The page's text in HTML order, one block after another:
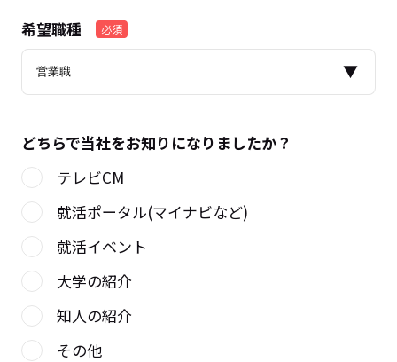
希望職種 必須
どちらで当社をお知りになりましたか？
テレビCM
就活ポータル(マイナビなど)
就活イベント
大学の紹介
知人の紹介
その他